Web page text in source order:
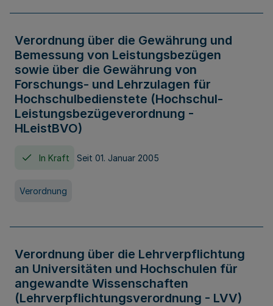
Verordnung über die Gewährung und
Bemessung von Leistungsbezügen
sowie über die Gewährung von
Forschungs- und Lehrzulagen für
Hochschulbedienstete (Hochschul-
Leistungsbezügeverordnung -
HLeistBVO)
In Kraft Seit 01. Januar 2005
Verordnung
Verordnung über die Lehrverpflichtung
an Universitäten und Hochschulen für
angewandte Wissenschaften
(Lehrverpflichtungsverordnung - LVV)